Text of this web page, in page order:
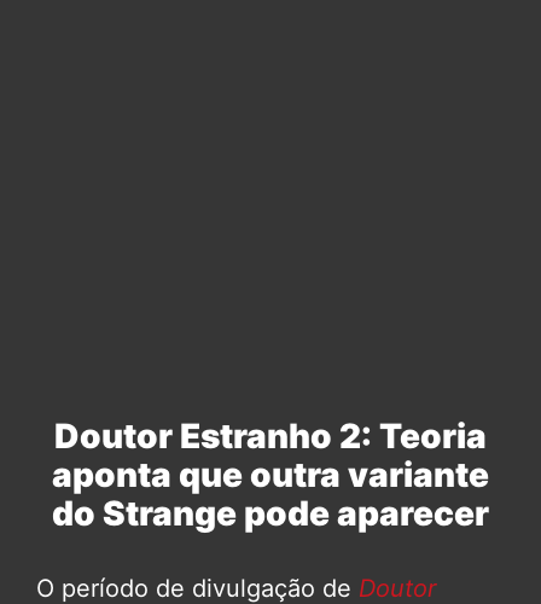
Doutor Estranho 2: Teoria
aponta que outra variante
do Strange pode aparecer
O período de divulgação de Doutor